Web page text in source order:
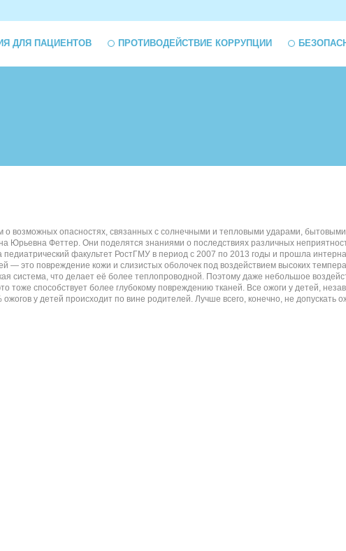
ДЛЯ ПАЦИЕНТОВ ПРОТИВОДЕЙСТВИЕ КОРРУПЦИИ
возможных опасностях, связанных с солнечными и тепловыми ударами,
Юрьевна Феттер. Они поделятся знаниями о последствиях различных
факультет РостГМУ в период с 2007 по 2013 годы и прошла
это повреждение кожи и слизистых оболочек под воздействием высоких
что делает её более теплопроводной. Поэтому даже небольшое
способствует более глубокому повреждению тканей. Все ожоги у детей,
у детей происходит по вине родителей. Лучше всего, конечно, не